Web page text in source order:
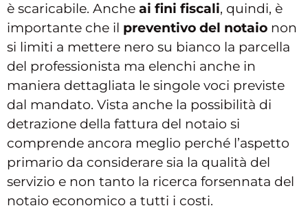
è scaricabile. Anche ai fini fiscali, quindi, è
importante che il preventivo del notaio non
si limiti a mettere nero su bianco la parcella
del professionista ma elenchi anche in
maniera dettagliata le singole voci previste
dal mandato. Vista anche la possibilità di
detrazione della fattura del notaio si
comprende ancora meglio perché l’aspetto
primario da considerare sia la qualità del
servizio e non tanto la ricerca forsennata del
notaio economico a tutti i costi.